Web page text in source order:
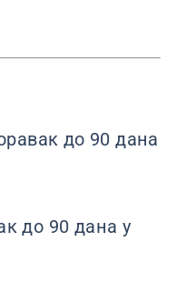
до 90 дана
до 90 дана у